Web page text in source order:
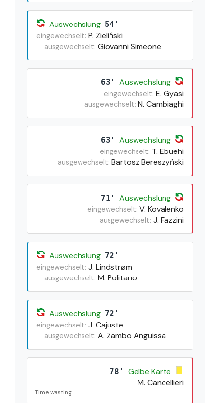
Auswechslung 54'
eingewechselt: P. Zieliński
ausgewechselt: Giovanni Simeone
63' Auswechslung
eingewechselt: E. Gyasi
ausgewechselt: N. Cambiaghi
63' Auswechslung
eingewechselt: T. Ebuehi
ausgewechselt: Bartosz Bereszyński
71' Auswechslung
eingewechselt: V. Kovalenko
ausgewechselt: J. Fazzini
Auswechslung 72'
eingewechselt: J. Lindstrøm
ausgewechselt: M. Politano
Auswechslung 72'
eingewechselt: J. Cajuste
ausgewechselt: A. Zambo Anguissa
78'
Gelbe Karte
M. Cancellieri
Time wasting